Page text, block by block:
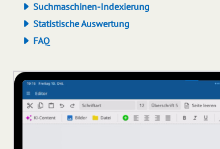
Suchmaschinen-Indexierung
Statistische Auswertung
FAQ